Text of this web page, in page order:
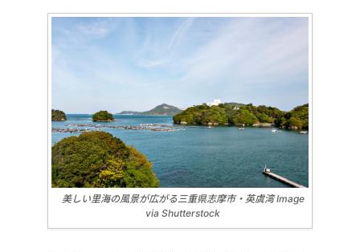
美しい里海の風景が広がる三重県志摩市・英虞湾 Image
via Shutterstock